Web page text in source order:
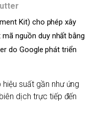
Kit) cho phép xây
nguồn duy nhất bằng
do Google phát triển
suất gần như ứng
dịch trực tiếp đến